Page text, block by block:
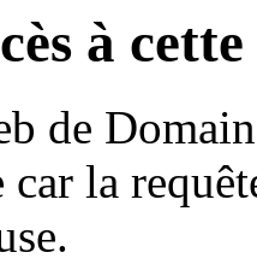
à
de
car la